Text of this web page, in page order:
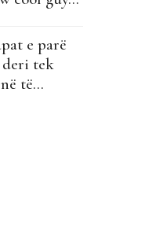
e parë
tek
të